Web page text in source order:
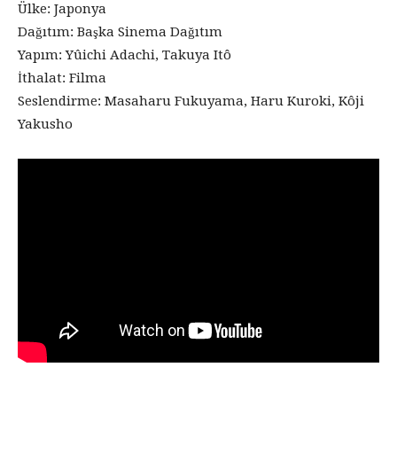
Ülke: Japonya
Dağıtım: Başka Sinema Dağıtım
Yapım: Yûichi Adachi, Takuya Itô
İthalat: Filma
Seslendirme: Masaharu Fukuyama, Haru Kuroki, Kôji
Yakusho